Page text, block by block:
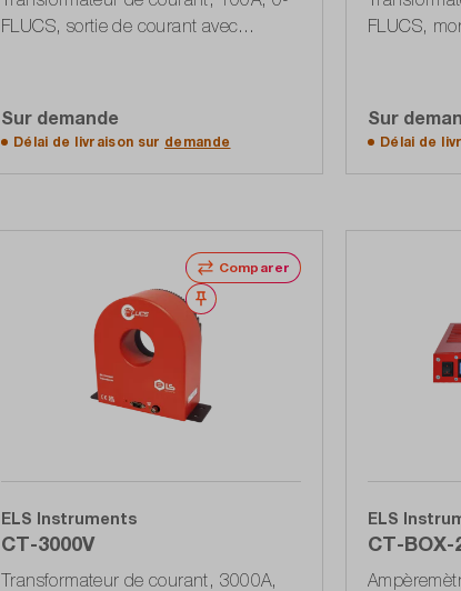
FLUCS, sortie de courant avec
Sur demande
Délai de livraison sur demande
FLUCS,
Sur
Délai de
Comparer
Noter
ELS Instruments
CT-3000V
Transformateur de courant, 3000A,
ELS
CT-BOX-